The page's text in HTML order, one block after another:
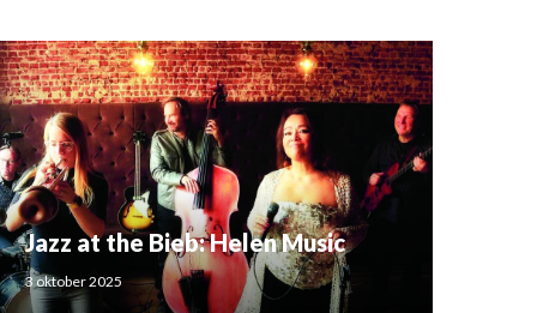
Jazz at the Bieb: Helen Music
3 oktober 2025